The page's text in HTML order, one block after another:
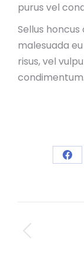
purus vel
Sellus
malesuada
risus, vel
condimentum.